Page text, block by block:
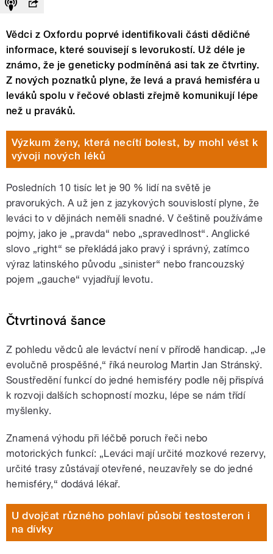
Vědci z Oxfordu poprvé identifikovali části dědičné
informace, které souvisejí s levorukostí. Už déle je
známo, že je geneticky podmíněná asi tak ze čtvrtiny.
Z nových poznatků plyne, že levá a pravá hemisféra u
leváků spolu v řečové oblasti zřejmě komunikují lépe
než u praváků.
Výzkum ženy, která necítí bolest, by mohl vést k
vývoji nových léků
Posledních 10 tisíc let je 90 % lidí na světě je
pravorukých. A už jen z jazykových souvislostí plyne, že
leváci to v dějinách neměli snadné. V češtině používáme
pojmy, jako je „pravda“ nebo „spravedlnost“. Anglické
slovo „right“ se překládá jako pravý i správný, zatímco
výraz latinského původu „sinister“ nebo francouzský
pojem „gauche“ vyjadřují levotu.
Čtvrtinová šance
Z pohledu vědců ale leváctví není v přírodě handicap. „Je
evolučně prospěšné,“ říká neurolog Martin Jan Stránský.
Soustředění funkcí do jedné hemisféry podle něj přispívá
k rozvoji dalších schopností mozku, lépe se nám třídí
myšlenky.
Znamená výhodu při léčbě poruch řeči nebo
motorických funkcí: „Leváci mají určité mozkové rezervy,
určité trasy zůstávají otevřené, neuzavřely se do jedné
hemisféry,“ dodává lékař.
U dvojčat různého pohlaví působí testosteron i
na dívky